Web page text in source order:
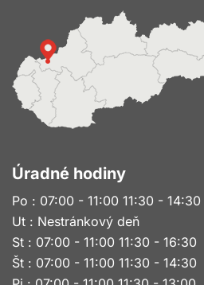
Úradné hodiny
Po : 07:00 - 11:00 11:30 - 14:30
Ut : Nestránkový deň
St : 07:00 - 11:00 11:30 - 16:30
Št : 07:00 - 11:00 11:30 - 14:30